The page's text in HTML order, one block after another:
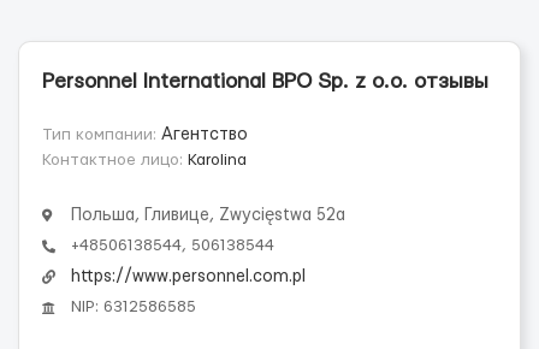
Personnel International BPO Sp. z o.o. отзывы
Тип компании: Агентство
Контактное лицо: Karolina
Польша, Гливице, Zwycięstwa 52a
+48506138544, 506138544
https://www.personnel.com.pl
NIP: 6312586585